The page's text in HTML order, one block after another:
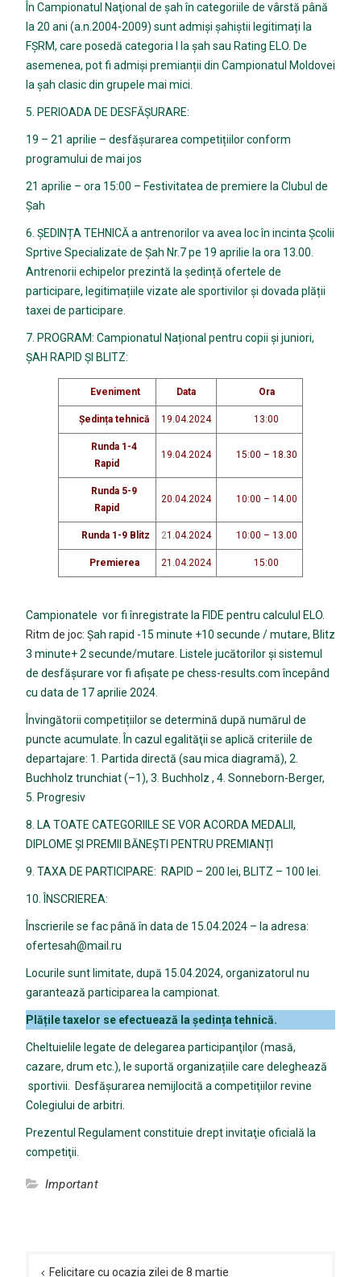
În Campionatul Naţional de şah în categoriile de vârstă până
la 20 ani (a.n.2004-2009) sunt admiși șahiștii legitimați la
FȘRM, care posedă categoria I la șah sau Rating ELO. De
asemenea, pot fi admiși premianții din Campionatul Moldovei
la șah clasic din grupele mai mici.
5. PERIOADA DE DESFĂȘURARE:
19 – 21 aprilie – desfășurarea competițiilor conform
programului de mai jos
21 aprilie – ora 15:00 – Festivitatea de premiere la Clubul de
Șah
6. ȘEDINȚA TEHNICĂ a antrenorilor va avea loc în incinta Școlii
Sprtive Specializate de Șah Nr.7 pe 19 aprilie la ora 13.00.
Antrenorii echipelor prezintă la ședință ofertele de
participare, legitimațiile vizate ale sportivilor și dovada plății
taxei de participare.
7. PROGRAM: Campionatul Național pentru copii și juniori,
ȘAH RAPID ȘI BLITZ:
Eveniment Data Ora
Ședința tehnică 19.04.2024 13:00
Runda 1-4
Rapid
19.04.2024 15:00 – 18.30
Runda 5-9
Rapid
20.04.2024 10:00 – 14.00
Runda 1-9 Blitz 21.04.2024 10:00 – 13.00
Premierea 21.04.2024 15:00
Campionatele vor fi înregistrate la FIDE pentru calculul ELO.
Ritm de joc: Șah rapid -15 minute +10 secunde / mutare, Blitz
3 minute+ 2 secunde/mutare. Listele jucătorilor și sistemul
de desfășurare vor fi afișate pe chess-results.com începând
cu data de 17 aprilie 2024.
Învingătorii competițiilor se determină după numărul de
puncte acumulate. În cazul egalităţii se aplică criteriile de
departajare: 1. Partida directă (sau mica diagramă), 2.
Buchholz trunchiat (–1), 3. Buchholz , 4. Sonneborn-Berger,
5. Progresiv
8. LA TOATE CATEGORIILE SE VOR ACORDA MEDALII,
DIPLOME ȘI PREMII BĂNEȘTI PENTRU PREMIANȚI
9. TAXA DE PARTICIPARE: RAPID – 200 lei, BLITZ – 100 lei.
10. ÎNSCRIEREA:
Înscrierile se fac până în data de 15.04.2024 – la adresa:
ofertesah@mail.ru
Locurile sunt limitate, după 15.04.2024, organizatorul nu
garantează participarea la campionat.
Plățile taxelor se efectuează la ședința tehnică.
Cheltuielile legate de delegarea participanţilor (masă,
cazare, drum etc.), le suportă organizațiile care deleghează
sportivii. Desfăşurarea nemijlocită a competiţiilor revine
Colegiului de arbitri.
Prezentul Regulament constituie drept invitaţie oficială la
competiţii.
Important
Felicitare cu ocazia zilei de 8 martie